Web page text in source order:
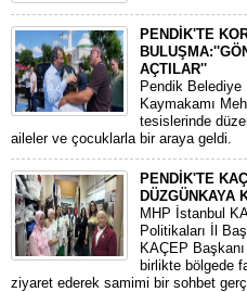
PENDİK'TE
AÇTILAR''
​Pendik Belediye
Kaymakamı
tesislerinde
aileler ve çocuklarla bir araya geldi.
PENDİK'TE
DÜZGÜNKAYA
​MHP İstanbul
Politikaları İl
KAÇEP
birlikte bölgede
ziyaret ederek samimi bir sohbet